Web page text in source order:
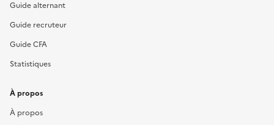
Guide alternant
Guide recruteur
Guide CFA
Statistiques
À propos
À propos